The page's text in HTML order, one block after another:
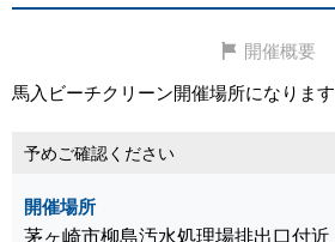
開催概要
馬入ビーチクリーン開催場所になります
予めご確認ください
開催場所
茅ヶ崎市柳島汚水処理場排出口付近